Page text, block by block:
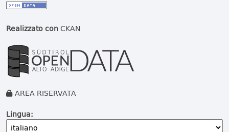
Realizzato conCKAN
AREA RISERVATA
Lingua